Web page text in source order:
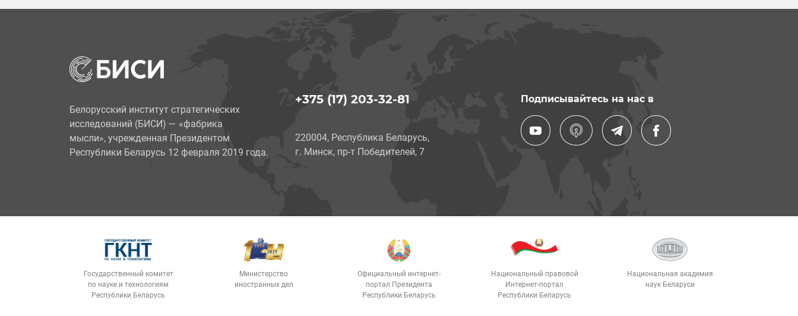
Белорусский институт стратегических
исследований (БИСИ) — «фабрика
мысли», учрежденная Президентом
Республики Беларусь 12 февраля 2019 года.
+375 (17) 203-32-81
220004, Республика Беларусь,
г. Минск, пр-т Победителей, 7
Подписывайтесь на нас в
Государственный комитет
по науке и технологиям
Республики Беларусь
Министерство
иностранных дел
Официальный интернет-
портал Президента
Республики Беларусь
Национальный правовой
Интернет-портал
Республики Беларусь
Национальная академия
наук Беларуси